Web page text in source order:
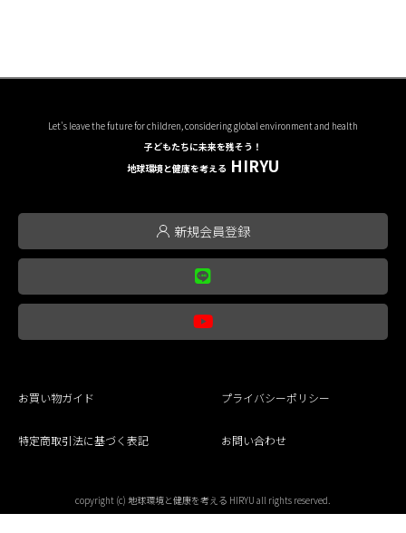
Let's leave the future for children, considering global environment and health
子どもたちに未来を残そう！
地球環境と健康を考える HIRYU
新規会員登録
お買い物ガイド プライバシーポリシー
特定商取引法に基づく表記 お問い合わせ
copyright (c) 地球環境と健康を考える HIRYU all rights reserved.